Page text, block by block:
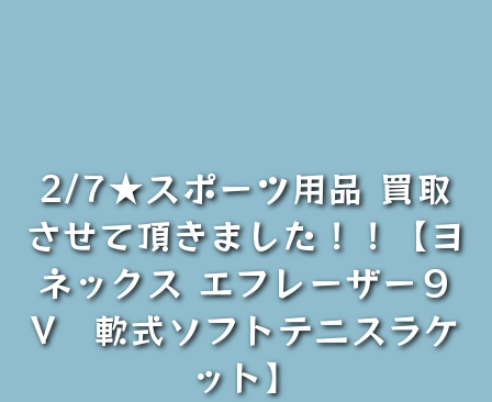
2/7★スポーツ用品 買取
させて頂きました！！【ヨ
ネックス エフレーザー９
V 軟式ソフトテニスラケ
ット】